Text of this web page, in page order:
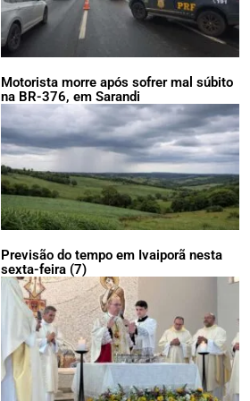
Motorista morre após sofrer mal súbito
na BR-376, em Sarandi
Previsão do tempo em Ivaiporã nesta
sexta-feira (7)